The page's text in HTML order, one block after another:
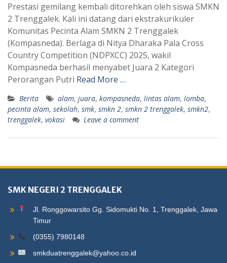
Prestasi gemilang kembali ditorehkan oleh siswa SMKN
2 Trenggalek. Kali ini datang dari ekstrakurikuler
Komunitas Pecinta Alam SMKN 2 Trenggalek
(Kompasneda). Berlaga di Nitya Dharaka Pala Cross
Country Competition (NDPXCC) 2025, wakil
Kompasneda berhasil menyabet Juara 2 Kategori
Perorangan Putri Read More …
Berita alam, juara, kompasneda, lintas alam, lomba,
pecinta alam, sekolah, smk, smkn 2, smkn 2 trenggalek, smkn2,
trenggalek, vokasi Leave a comment
SMK NEGERI 2 TRENGGALEK
Jl. Ronggowarsito Gg. Sidomukti No. 1, Trenggalek, Jawa
Timur
(0355) 7980148
smkduatrenggalek@yahoo.co.id